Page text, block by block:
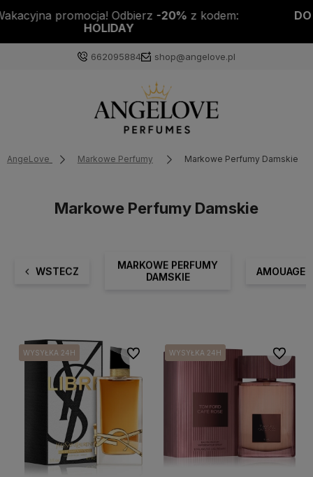
DO KAŻDEJ PACZKI PRÓBKA PERFUM GRATIS!
662095884 shop@angelove.pl
AngeLove Markowe Perfumy Markowe Perfumy Damskie
Markowe Perfumy Damskie
WSTECZ
MARKOWE PERFUMY
DAMSKIE
AMOUAGE
WYSYŁKA 24H
WYSYŁKA 24H Do ulubionychWYSYŁKA 24H
WYSYŁKA 24H Do